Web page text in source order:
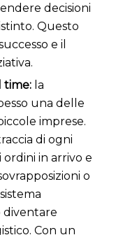
decisioni
Questo
e il
time: la
una delle
imprese.
di ogni
in arrivo e
o
diventare
Con un